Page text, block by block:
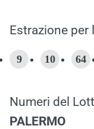
Estrazione per
9 10 64
Numeri del
PALERMO